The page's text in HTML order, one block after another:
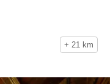
+ 21 km